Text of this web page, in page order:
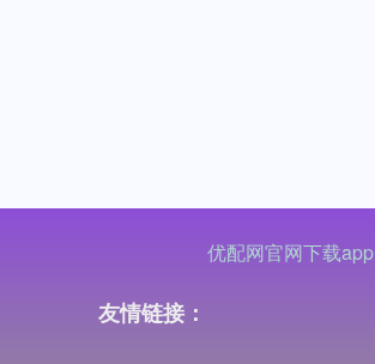
优配网官网下载app
友情链接：